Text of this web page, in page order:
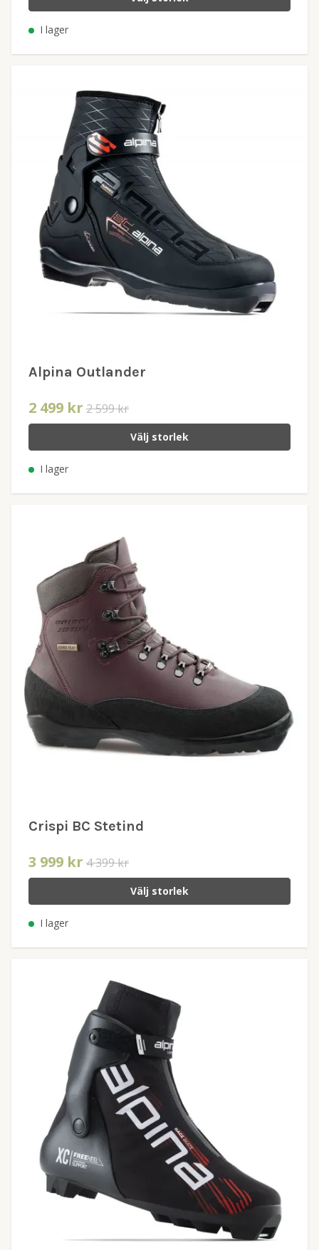
I lager
Alpina Outlander
2 499 kr 2 599 kr
Välj storlek
I lager
Crispi BC Stetind
3 999 kr 4 399 kr
Välj storlek
I lager